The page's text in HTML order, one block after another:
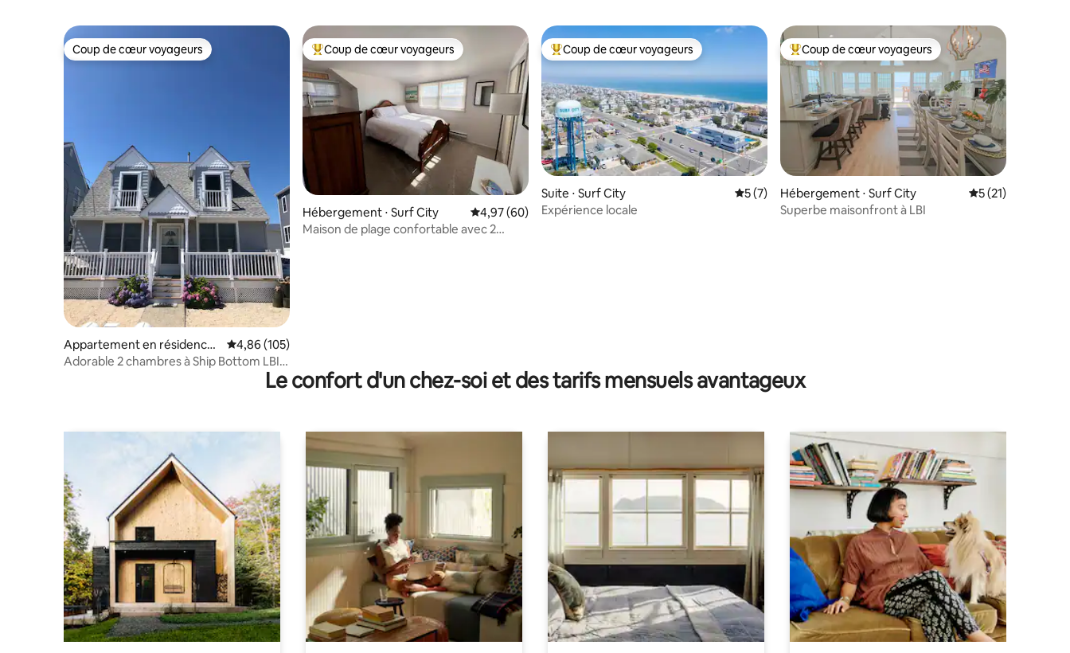
Coup de cœur voyageurs
Coup de cœur voyageurs
Appartement en résidence ⋅
Ship Bottom
Évaluation moyenne sur la base de 105 commentaires : 4,86 sur 5
4,86 (105)
Adorable 2 chambres à Ship Bottom LBI -
Coups de cœur voyageurs les plus appréciés
Coup de cœur voyageurs
Hébergement ⋅ Surf City Évaluation moyenne sur la base de 60 commentaires : 4,97 sur 5
4,97 (60)
Maison de plage confortable avec 2
Coups de cœur voyageurs les plus appréciés
Coup de cœur voyageurs
Suite ⋅ Surf City Évaluation moyenne sur la base de 7 commentaires : 5 sur 5
5 (7)
Expérience locale
Coups de cœur voyageurs les plus appréciés
Coup de cœur voyageurs
Hébergement ⋅ Surf City Évaluation
5 (21)
Superbe maisonfront à LBI
Le confort d'un chez-soi et des tarifs mensuels avantageux